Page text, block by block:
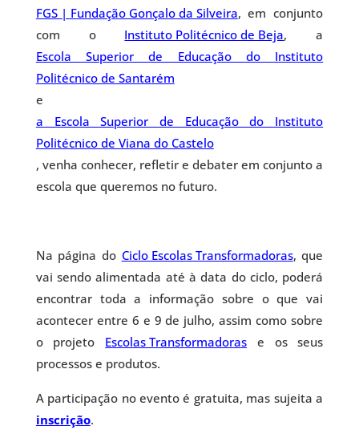
FGS | Fundação Gonçalo da Silveira, em conjunto
com o Instituto Politécnico de Beja, a
Escola Superior de Educação do Instituto
Politécnico de Santarém
e
a Escola Superior de Educação do Instituto
Politécnico de Viana do Castelo
, venha conhecer, refletir e debater em conjunto a
escola que queremos no futuro.
Na página do Ciclo Escolas Transformadoras, que
vai sendo alimentada até à data do ciclo, poderá
encontrar toda a informação sobre o que vai
acontecer entre 6 e 9 de julho, assim como sobre
o projeto Escolas Transformadoras e os seus
processos e produtos.
A participação no evento é gratuita, mas sujeita a
inscrição.